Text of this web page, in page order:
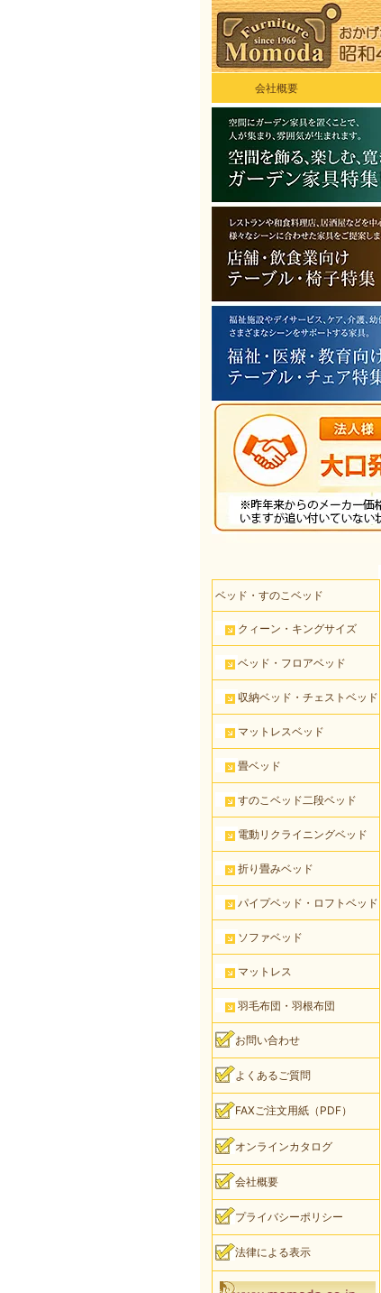
会社概要
ベッド・すのこベッド
クィーン・キングサイズ
ベッド・フロアベッド
収納ベッド・チェストベッド
マットレスベッド
畳ベッド
すのこベッド二段ベッド
電動リクライニングベッド
折り畳みベッド
パイプベッド・ロフトベッド
ソファベッド
マットレス
羽毛布団・羽根布団
お問い合わせ
よくあるご質問
FAXご注文用紙（PDF）
オンラインカタログ
会社概要
プライバシーポリシー
法律による表示